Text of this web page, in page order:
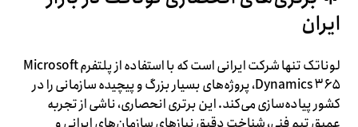
ایران
لوناتک تنها شرکت ایرانی است که با استفاده از پلتفرم Microsoft
Dynamics ۳۶۵، پروژه‌های بسیار بزرگ و پیچیده سازمانی را در
کشور پیاده‌سازی می‌کند. این برتری انحصاری، ناشی از تجربه